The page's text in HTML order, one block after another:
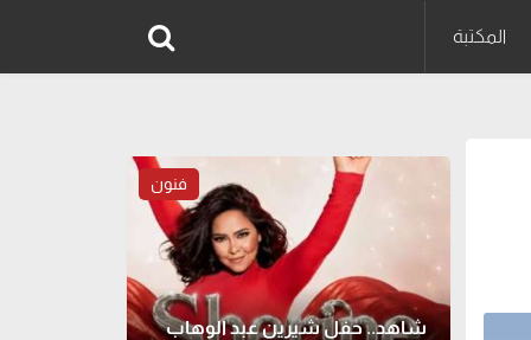
المكتبة
فنون
شاهد.. حفل شيرين عبد الوهاب